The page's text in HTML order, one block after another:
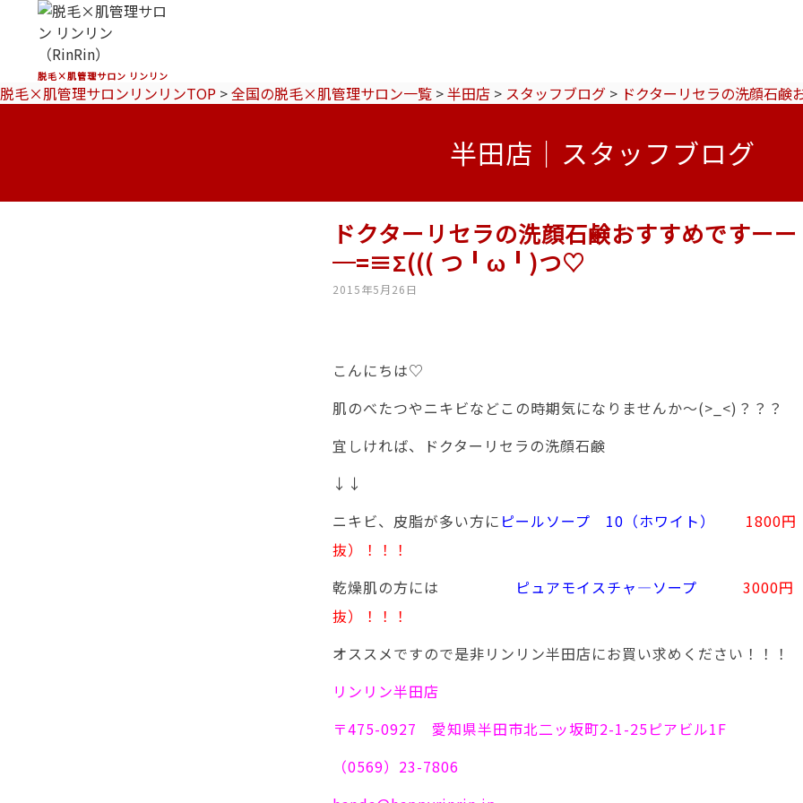
脱毛×肌管理サロン リンリン
脱毛×肌管理サロンリンリンTOP >全国の脱毛×肌管理サロン一覧 >半田店 > スタッフブログ > ドクターリセラの洗顔
半田店｜スタッフブログ
ドクターリセラの洗顔石鹸おすすめですーー
─=≡Σ((( つ╹ω╹)つ♡
2015年5月26日
こんにちは♡
肌のべたつやニキビなどこの時期気になりませんか～(>_<)？？？
宜しければ、ドクターリセラの洗顔石鹸
↓↓
ニキビ、皮脂が多い方に ピールソープ 10（ホワイト）
1800円
抜）！！！
乾燥肌の方には
ピュアモイスチャ―ソープ
3000円
抜）！！！
オススメですので是非リンリン半田店にお買い求めください！！！
リンリン半田店
〒475-0927 愛知県半田市北二ッ坂町2-1-25ピアビル1F
（0569）23-7806